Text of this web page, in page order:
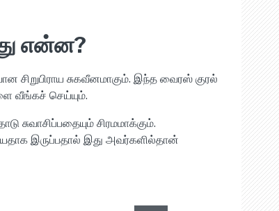
என்ன?
சிறுபிராய சுகவீனமாகும். இந்த வைரஸ் குரல்
வீங்கச் செய்யும்.
சிரமமாக்கும்.
இருப்பதால் இது அவர்களில்தான்